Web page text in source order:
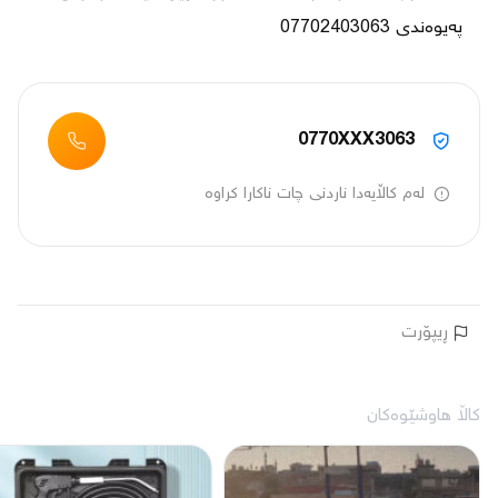
پەیوەندی 07702403063
0770XXX3063
لەم کاڵایەدا ناردنی چات ناکارا کراوە
ڕیپۆرت
کاڵا هاوشێوەکان